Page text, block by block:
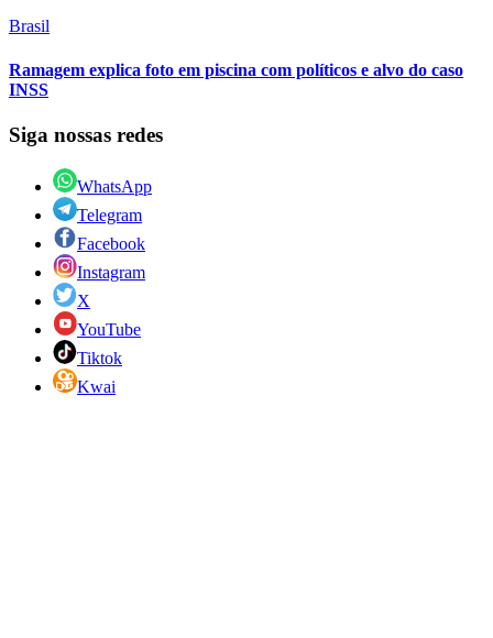
Brasil
Ramagem explica foto em piscina com políticos e alvo do caso
INSS
Siga nossas redes
WhatsApp
Telegram
Facebook
Instagram
X
YouTube
Tiktok
Kwai